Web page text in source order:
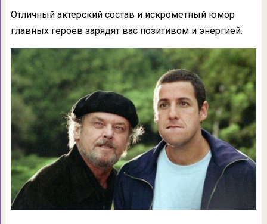
Отличный актерский состав и искрометный юмор
главных героев зарядят вас позитивом и энергией.